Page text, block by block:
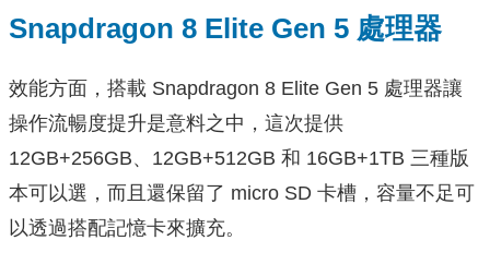
Snapdragon 8 Elite Gen 5 處理器
效能方面，搭載 Snapdragon 8 Elite Gen 5 處理器讓
操作流暢度提升是意料之中，這次提供
12GB+256GB、12GB+512GB 和 16GB+1TB 三種版
本可以選，而且還保留了 micro SD 卡槽，容量不足可
以透過搭配記憶卡來擴充。